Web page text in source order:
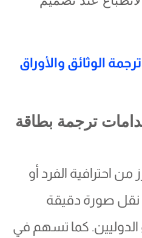
الوثائق والأوراق
ترجمة بطاقة
احترافية الفرد أو
صورة دقيقة
الدوليين. كما تسهم في